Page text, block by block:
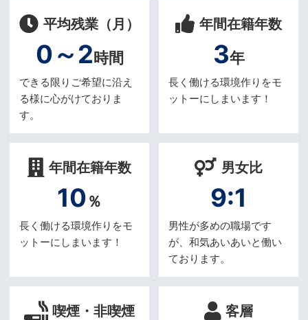
平均残業（月）
0～2時間
できる限りご希望に沿え
る様に心がけておりま
す。
年間在籍年数
3年
長く働ける環境作りをモ
ットーにしまいます！
年間在籍年数
10％
長く働ける環境作りをモ
ットーにしまいます！
男女比
9:1
男性が多めの職場です
が、和気あいあいと働い
ております。
喫煙・非喫煙 客層